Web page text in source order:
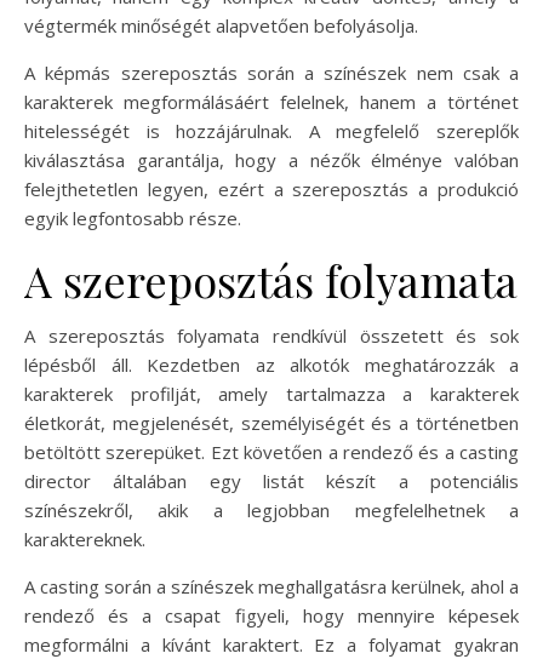
végtermék minőségét alapvetően befolyásolja.
A képmás szereposztás során a színészek nem csak a
karakterek megformálásáért felelnek, hanem a történet
hitelességét is hozzájárulnak. A megfelelő szereplők
kiválasztása garantálja, hogy a nézők élménye valóban
felejthetetlen legyen, ezért a szereposztás a produkció
egyik legfontosabb része.
A szereposztás folyamata
A szereposztás folyamata rendkívül összetett és sok
lépésből áll. Kezdetben az alkotók meghatározzák a
karakterek profilját, amely tartalmazza a karakterek
életkorát, megjelenését, személyiségét és a történetben
betöltött szerepüket. Ezt követően a rendező és a casting
director általában egy listát készít a potenciális
színészekről, akik a legjobban megfelelhetnek a
karaktereknek.
A casting során a színészek meghallgatásra kerülnek, ahol a
rendező és a csapat figyeli, hogy mennyire képesek
megformálni a kívánt karaktert. Ez a folyamat gyakran